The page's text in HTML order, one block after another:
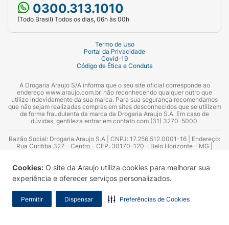
Cookies: O site da Araujo utiliza cookies para melhorar sua
experiência e oferecer serviços personalizados.
Permitir Dispensar Preferências de Cookies
0300.313.1010
(Todo Brasil) Todos os dias, 06h às 00h
Termo de Uso
Portal da Privacidade
Covid-19
Código de Ética e Conduta
A Drogaria Araujo S/A informa que o seu site oficial corresponde ao
endereço www.araujo.com.br, não reconhecendo qualquer outro que
utilize indevidamente da sua marca. Para sua segurança recomendamos
que não sejam realizadas compras em sites desconhecidos que se utilizem
de forma fraudulenta da marca da Drogaria Araujo S.A. Em caso de
dúvidas, gentileza entrar em contato com (31) 3270-5000.
Razão Social: Drogaria Araujo S.A | CNPJ: 17.256.512.0001-16 | Endereço:
Rua Curitiba 327 - Centro - CEP: 30170-120 - Belo Horizonte - MG |
Azevedo Guimarães – CRF 10.965 | Yasmin Silva Alvarenga – CRF 52.584 -
Consultor substituto: Thiago Aguiar Pinheiro - CRF Nº 13.748. Alvará
Sanitário: 2025020713 | Autorização de Funcionamento da Empresa (AFE):